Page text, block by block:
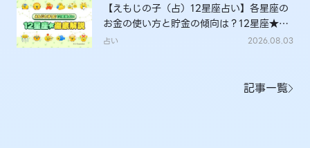
【えもじの子（占）12星座占い】各星座の
お金の使い方と貯金の傾向は？12星座★徹
底解説
占い 2026.08.03
記事一覧